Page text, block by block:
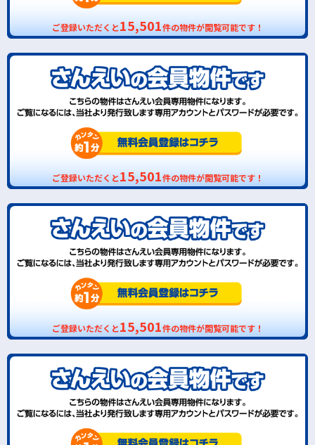
ご登録いただくと15,501件の物件が閲覧可能です！
ご登録いただくと15,501件の物件が閲覧可能です！
ご登録いただくと15,501件の物件が閲覧可能です！